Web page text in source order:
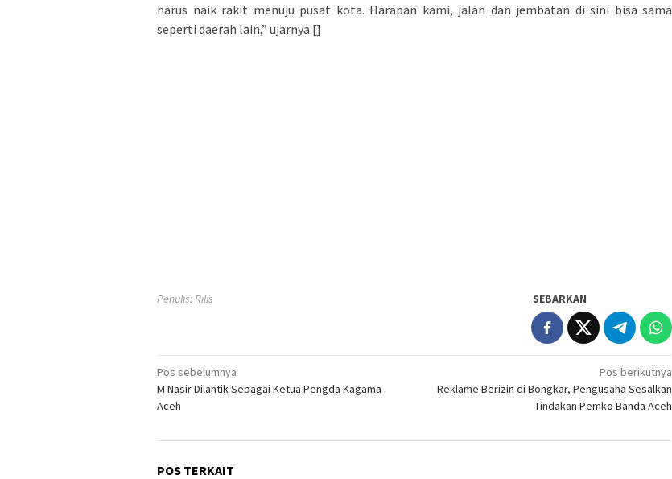
harus naik rakit menuju pusat kota. Harapan kami, jalan dan jembatan di sini bisa sama
seperti daerah lain,” ujarnya.[]
Penulis: Rilis SEBARKAN
Navigasi
pos
Pos sebelumnya
M Nasir Dilantik Sebagai Ketua Pengda Kagama
Aceh
Pos berikutnya
Reklame Berizin di Bongkar, Pengusaha Sesalkan
Tindakan Pemko Banda Aceh
POS TERKAIT